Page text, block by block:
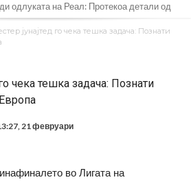
одлуката на Реал: Протекоа детали од
Мадрид!
– Ливерпул сака да се засили од Реал
со својата прогноза: “Тие ќе ја освојат
останува во Реал Мадрид до 2032
во Формула 1: Не можеме да одиме
јунајтед го чека тешка задача: Познати
чека тешка задача: Познати
21 февруари
во Лигата на